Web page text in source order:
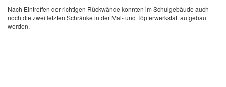
Nach Eintreffen der richtigen Rückwände konnten im Schulgebäude auch
noch die zwei letzten Schränke in der Mal- und Töpferwerkstatt aufgebaut
werden.